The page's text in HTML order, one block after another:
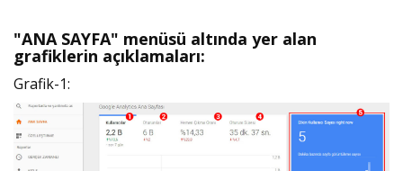
"ANA SAYFA" menüsü altında yer alan
grafiklerin açıklamaları:
Grafik-1: